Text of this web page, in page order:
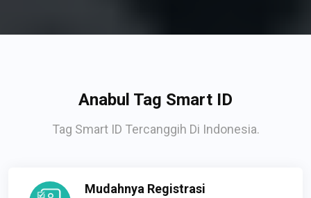
Anabul Tag Smart ID
Tag Smart ID Tercanggih Di Indonesia.
Mudahnya Registrasi